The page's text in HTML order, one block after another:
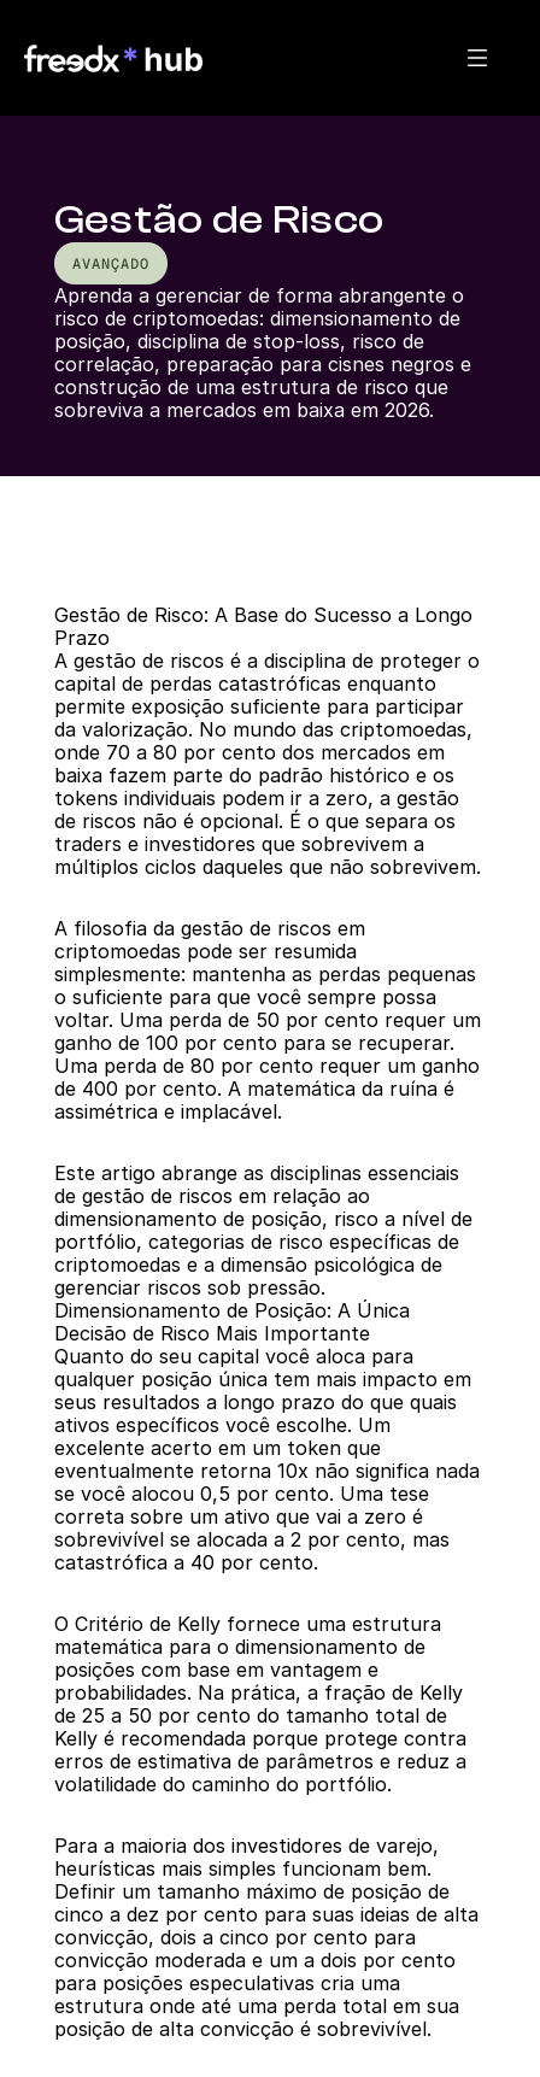
Gestão de Risco
AVANÇADO
Aprenda a gerenciar de forma abrangente o
risco de criptomoedas: dimensionamento de
posição, disciplina de stop-loss, risco de
correlação, preparação para cisnes negros e
construção de uma estrutura de risco que
sobreviva a mercados em baixa em 2026.
Voltar
Gestão de Risco: A Base do Sucesso a Longo
Prazo
A gestão de riscos é a disciplina de proteger o
capital de perdas catastróficas enquanto
permite exposição suficiente para participar
da valorização. No mundo das criptomoedas,
onde 70 a 80 por cento dos mercados em
baixa fazem parte do padrão histórico e os
tokens individuais podem ir a zero, a gestão
de riscos não é opcional. É o que separa os
traders e investidores que sobrevivem a
múltiplos ciclos daqueles que não sobrevivem.
A filosofia da gestão de riscos em
criptomoedas pode ser resumida
simplesmente: mantenha as perdas pequenas
o suficiente para que você sempre possa
voltar. Uma perda de 50 por cento requer um
ganho de 100 por cento para se recuperar.
Uma perda de 80 por cento requer um ganho
de 400 por cento. A matemática da ruína é
assimétrica e implacável.
Este artigo abrange as disciplinas essenciais
de gestão de riscos em relação ao
dimensionamento de posição, risco a nível de
portfólio, categorias de risco específicas de
criptomoedas e a dimensão psicológica de
gerenciar riscos sob pressão.
Dimensionamento de Posição: A Única
Decisão de Risco Mais Importante
Quanto do seu capital você aloca para
qualquer posição única tem mais impacto em
seus resultados a longo prazo do que quais
ativos específicos você escolhe. Um
excelente acerto em um token que
eventualmente retorna 10x não significa nada
se você alocou 0,5 por cento. Uma tese
correta sobre um ativo que vai a zero é
sobrevivível se alocada a 2 por cento, mas
catastrófica a 40 por cento.
O Critério de Kelly fornece uma estrutura
matemática para o dimensionamento de
posições com base em vantagem e
probabilidades. Na prática, a fração de Kelly
de 25 a 50 por cento do tamanho total de
Kelly é recomendada porque protege contra
erros de estimativa de parâmetros e reduz a
volatilidade do caminho do portfólio.
Para a maioria dos investidores de varejo,
heurísticas mais simples funcionam bem.
Definir um tamanho máximo de posição de
cinco a dez por cento para suas ideias de alta
convicção, dois a cinco por cento para
convicção moderada e um a dois por cento
para posições especulativas cria uma
estrutura onde até uma perda total em sua
posição de alta convicção é sobrevivível.